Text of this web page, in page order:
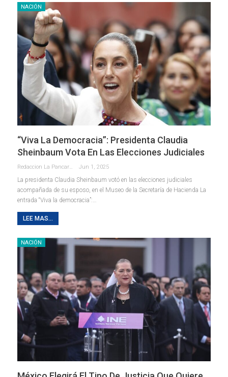
NACIÓN
“Viva La Democracia”: Presidenta Claudia
Sheinbaum Vota En Las Elecciones Judiciales
Redaccion La Pancarta De Quintana Roo Jun 1, 2025
La presidenta Claudia Sheinbaum votó en las elecciones judiciales
acompañada de su esposo, en el Museo de la Secretaría de Hacienda La
entrada “Viva la democracia”:…
LEE MAS...
NACIÓN